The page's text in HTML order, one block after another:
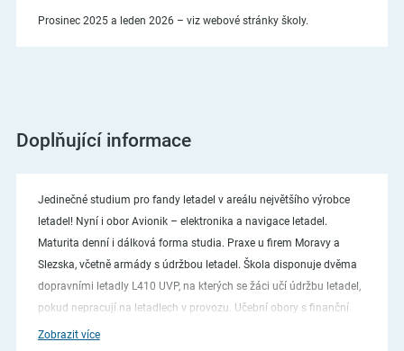
Prosinec 2025 a leden 2026 – viz webové stránky školy.
Doplňující informace
Jedinečné studium pro fandy letadel v areálu největšího výrobce
letadel! Nyní i obor Avionik – elektronika a navigace letadel.
Maturita denní i dálková forma studia. Praxe u firem Moravy a
Slezska, včetně armády s údržbou letadel. Škola disponuje dvěma
dopravními letadly L410 UVP, na kterých se žáci učí údržbu letadel,
pokud nepracují na letadlech v provozu. Učební obory s finanční
podporou Zlínského kraje. Pro vzdálené žáky zprostředkujeme
Zobrazit více